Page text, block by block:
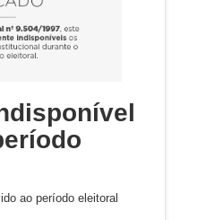
ao período eleitoral